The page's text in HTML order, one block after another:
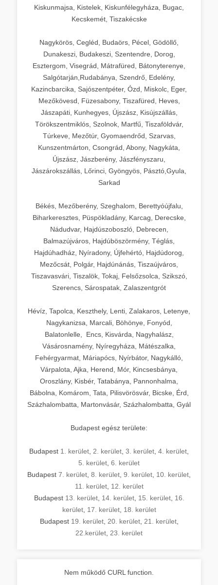
Kiskunmajsa, Kistelek, Kiskunfélegyháza, Bugac,
Kecskemét, Tiszakécske
Nagykörös, Cegléd, Budaörs, Pécel, Gödöllő,
Dunakeszi, Budakeszi, Szentendre, Dorog,
Esztergom, Visegrád, Mátrafüred, Bátonyterenye,
Salgótarján,Rudabánya, Szendrő, Edelény,
Kazincbarcika, Sajószentpéter, Ózd, Miskolc, Eger,
Mezőkövesd, Füzesabony, Tiszafüred, Heves,
Jászapáti, Kunhegyes, Újszász, Kisújszállás,
Törökszentmiklós, Szolnok, Martfű, Tiszaföldvár,
Túrkeve, Mezőtúr, Gyomaendrőd, Szarvas,
Kunszentmárton, Csongrád, Abony, Nagykáta,
Újszász, Jászberény, Jászfényszaru,
Jászárokszállás, Lőrinci, Gyöngyös, Pásztó,Gyula,
Sarkad
Békés, Mezőberény, Szeghalom, Berettyóújfalu,
Biharkeresztes, Püspökladány, Karcag, Derecske,
Nádudvar, Hajdúszoboszló, Debrecen,
Balmazújváros, Hajdúböszörmény, Téglás,
Hajdúhadház, Nyíradony, Újfehértó, Hajdúdorog,
Mezőcsát, Polgár, Hajdúnánás, Tiszaújváros,
Tiszavasvári, Tiszalök, Tokaj, Felsőzsolca, Szikszó,
Szerencs, Sárospatak, Zalaszentgrót
Hévíz, Tapolca, Keszthely, Lenti, Zalakaros, Letenye,
Nagykanizsa, Marcali, Böhönye, Fonyód,
Balatonlelle, Encs, Kisvárda, Nagyhalász,
Vásárosnamény, Nyíregyháza, Mátészalka,
Fehérgyarmat, Máriapócs, Nyírbátor, Nagykálló,
Várpalota, Ajka, Herend, Mór, Kincsesbánya,
Oroszlány, Kisbér, Tatabánya, Pannonhalma,
Bábolna, Komárom, Tata, Pilisvörösvár, Bicske, Érd,
Százhalombatta, Martonvásár, Százhalombatta, Gyál
Budapest egész területe:
Budapest 1. kerület 2. kerület 3. kerület 4. kerület
5. kerület 6. kerület
Budapest 7. kerület 8. kerület 9. kerület 10. kerület
11. kerület, 12. kerület
Budapest 13. kerület, 14. kerület, 15. kerület, 16.
kerület, 17. kerület, 18. kerület
Budapest 19. kerület, 20. kerület, 21. kerület,
22.kerület 23. kerület
Nem működő CURL function.